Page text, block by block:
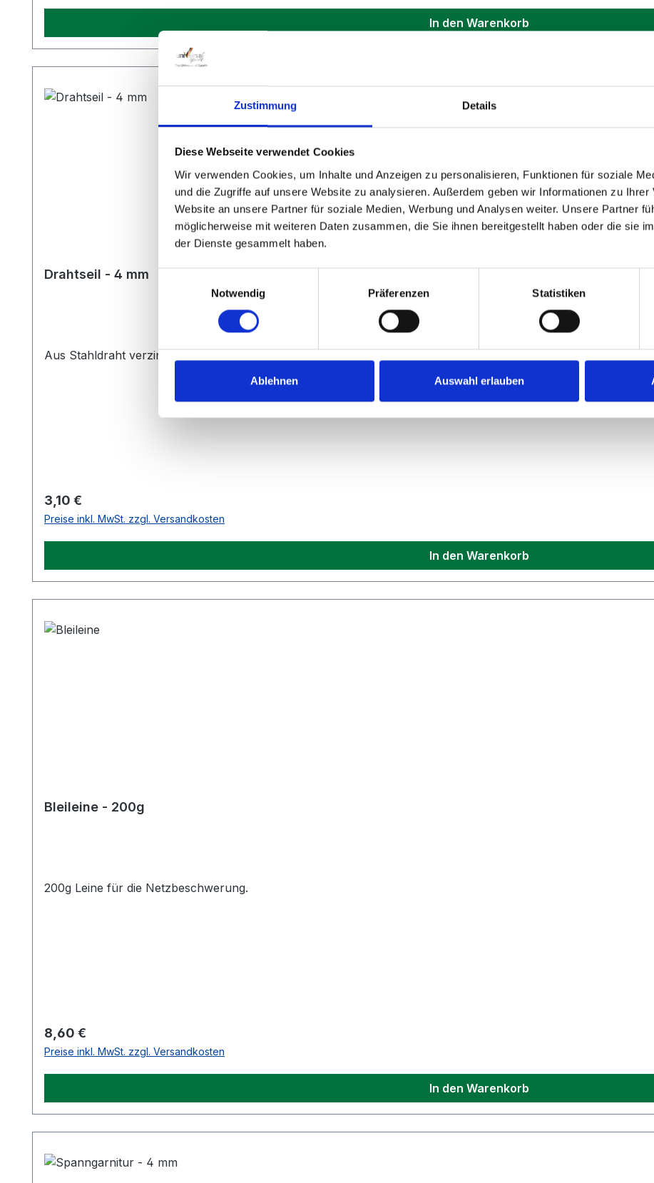
Zustimmung Details
Diese Webseite verwendet Cookies
Wir verwenden Cookies, um Inhalte und Anzeigen zu personalisieren, Funktionen für soziale
und die Zugriffe auf unsere Website zu analysieren. Außerdem geben wir Informationen zu Ihrer
Website an unsere Partner für soziale Medien, Werbung und Analysen weiter. Unsere Partner
möglicherweise mit weiteren Daten zusammen, die Sie ihnen bereitgestellt haben oder die sie
der Dienste gesammelt haben.
Notwendig
Präferenzen Statistiken
Ablehnen Auswahl erlauben
In den Warenkorb
Drahtseil - 4 mm
Aus Stahldraht verzinkt
Regulärer Preis:
3,10 €
Preise inkl. MwSt. zzgl. Versandkosten
In den Warenkorb
Bleileine - 200g
200g Leine für die Netzbeschwerung.
Regulärer Preis:
8,60 €
Preise inkl. MwSt. zzgl. Versandkosten
In den Warenkorb